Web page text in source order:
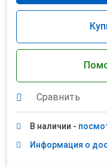
Сравнить
В наличии -
Информация о